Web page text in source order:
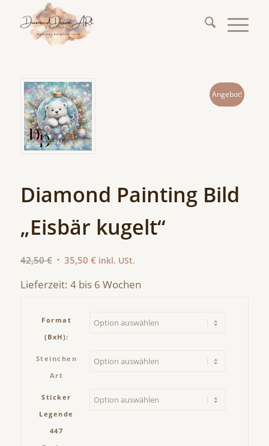
Angebot!
Diamond Painting Bild
„Eisbär kugelt“
42,50€ Ursprünglicher
war:
35,50 €Aktueller
ist:
inkl. USt.
Lieferzeit: 4 bis 6 Wochen
Format
(BxH):
Steinchen
Art
Sticker
Legende
447